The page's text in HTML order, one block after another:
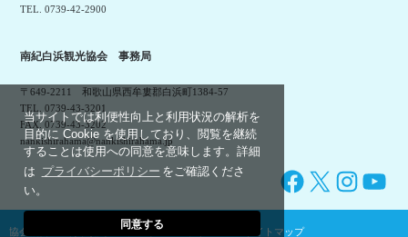
当サイトでは利便性向上と利用状況の解析を
目的に Cookie を使用しており、閲覧を継続
することは使用への同意を意味します。詳細
は プライバシーポリシー をご確認くださ
い。
同意する
TEL. 0739-42-2900
南紀白浜観光協会 事務局
〒649-2211 和歌山県西牟婁郡白浜町1384-57
TEL. 0739-43-3201
FAX. 0739-43-3202
nankishirahama@nankishirahama.jp
Facebook X Instagram YouTube
協会概要 プライバシーポリシー サイトマップ